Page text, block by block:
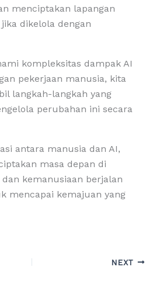
menciptakan lapangan
dikelola dengan
kompleksitas dampak AI
pekerjaan manusia, kita
langkah-langkah yang
perubahan ini secara
antara manusia dan AI,
masa depan di
kemanusiaan berjalan
mencapai kemajuan yang
NEXT